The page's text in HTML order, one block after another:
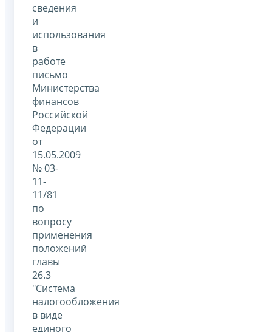
сведения
и
использования
в
работе
письмо
Министерства
финансов
Российской
Федерации
от
15.05.2009
№ 03-
11-
11/81
по
вопросу
применения
положений
главы
26.3
"Система
налогообложения
в виде
единого